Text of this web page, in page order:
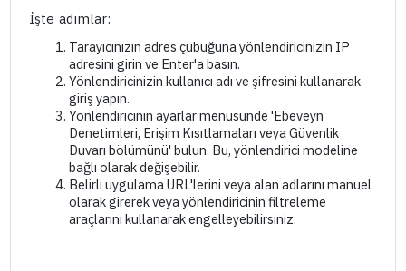
İşte adımlar:
Tarayıcınızın adres çubuğuna yönlendiricinizin IP
adresini girin ve Enter'a basın.
Yönlendiricinizin kullanıcı adı ve şifresini kullanarak
giriş yapın.
Yönlendiricinin ayarlar menüsünde 'Ebeveyn
Denetimleri, Erişim Kısıtlamaları veya Güvenlik
Duvarı bölümünü' bulun. Bu, yönlendirici modeline
bağlı olarak değişebilir.
Belirli uygulama URL'lerini veya alan adlarını manuel
olarak girerek veya yönlendiricinin filtreleme
araçlarını kullanarak engelleyebilirsiniz.